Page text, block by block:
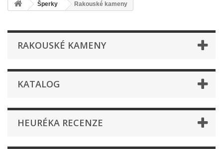
Šperky Rakouské kameny
RAKOUSKÉ KAMENY
KATALOG
HEURÉKA RECENZE